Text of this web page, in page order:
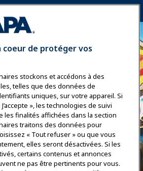
coeur de protéger vos
stockons et accédons à des
telles que des données de
uniques, sur votre appareil. Si
», les technologies de suivi
les finalités affichées dans la section
traitons des données pour
« Tout refuser » ou que vous
elles seront désactivées. Si les
certains contenus et annonces
ne pas être pertinents pour vous.